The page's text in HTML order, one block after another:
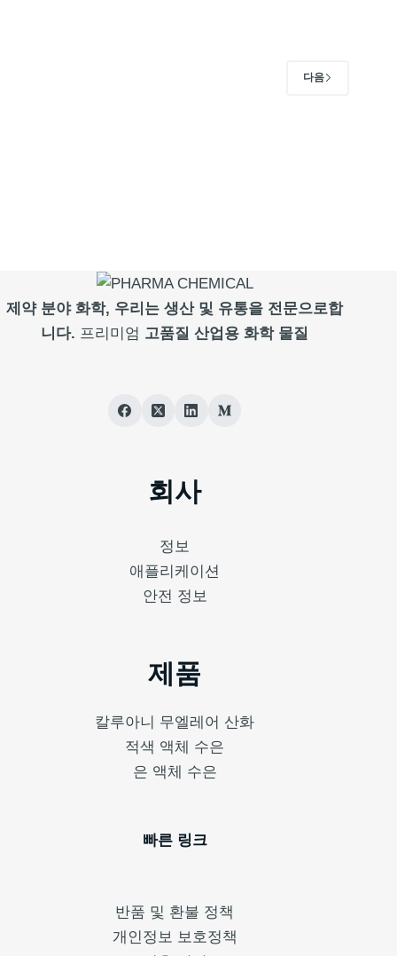
다음
제약 분야 화학, 우리는 생산 및 유통을 전문으로합
니다. 프리미엄 고품질 산업용 화학 물질
회사
정보
애플리케이션
안전 정보
제품
칼루아니 무엘레어 산화
적색 액체 수은
은 액체 수은
빠른 링크
반품 및 환불 정책
개인정보 보호정책